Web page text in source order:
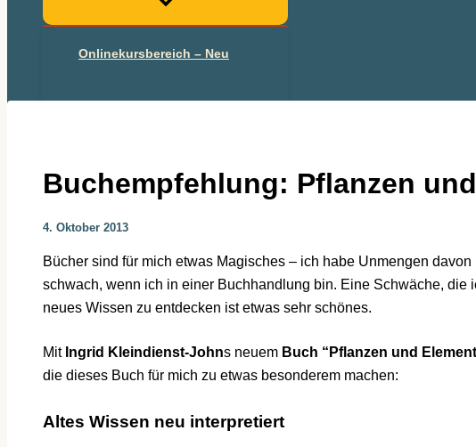
Onlinekursbereich – Neu
Buchempfehlung: Pflanzen
4. Oktober 2013
Bücher sind für mich etwas Magisches – ich habe Unmengen
schwach, wenn ich in einer Buchhandlung bin. Eine Schwäche, die
neues Wissen zu entdecken ist etwas sehr schönes.
MitIngrid Kleindienst-Johns neuem Buch “Pflanzen und
die dieses Buch für mich zu etwas besonderem machen:
Altes Wissen neu interpretiert